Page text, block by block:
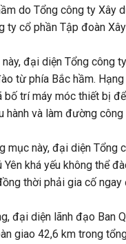
do Tổng công ty Xây
ty cổ phần Tập đoàn
đại diện Tổng công
từ phía Bắc hầm.
bố trí máy móc thiết bị
hành và làm đường công
mục này, đại diện Tổng
khá yếu không thể
thời phải gia cố ngay
đại diện lãnh đạo Ban
giao 42,6 km trong